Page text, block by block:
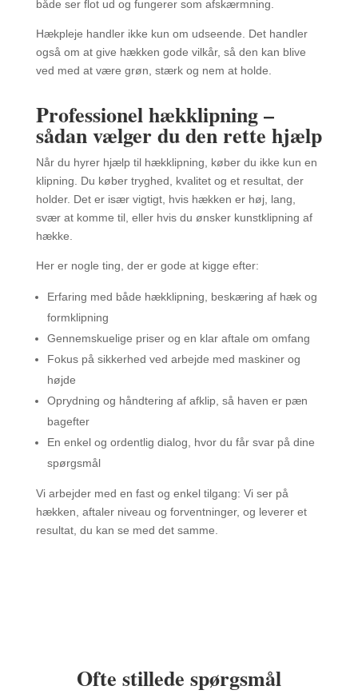
både ser flot ud og fungerer som afskærmning.
Hækpleje handler ikke kun om udseende. Det handler
også om at give hækken gode vilkår, så den kan blive
ved med at være grøn, stærk og nem at holde.
Professionel hækklipning –
sådan vælger du den rette hjælp
Når du hyrer hjælp til hækklipning, køber du ikke kun en
klipning. Du køber tryghed, kvalitet og et resultat, der
holder. Det er især vigtigt, hvis hækken er høj, lang,
svær at komme til, eller hvis du ønsker kunstklipning af
hække.
Her er nogle ting, der er gode at kigge efter:
Erfaring med både hækklipning, beskæring af hæk og
formklipning
Gennemskuelige priser og en klar aftale om omfang
Fokus på sikkerhed ved arbejde med maskiner og
højde
Oprydning og håndtering af afklip, så haven er pæn
bagefter
En enkel og ordentlig dialog, hvor du får svar på dine
spørgsmål
Vi arbejder med en fast og enkel tilgang: Vi ser på
hækken, aftaler niveau og forventninger, og leverer et
resultat, du kan se med det samme.
Ofte stillede spørgsmål